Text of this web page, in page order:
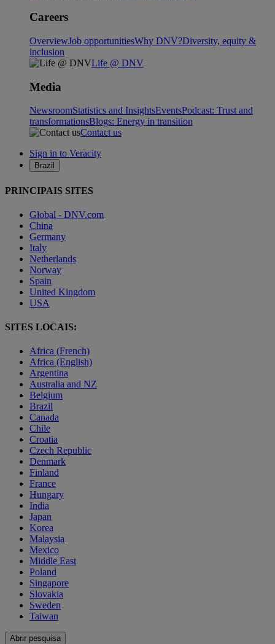
Careers
OverviewJob opportunitiesWhy DNV?Diversity, equity &
inclusion
Life @ DNV
Media
NewsroomStatistics and InsightsEventsPodcast: Trust and
transformationsBlogs: Energy in transition
Contact us
Sign in to Veracity
Brazil
PRINCIPAIS SITES
Global - DNV.com
China
Germany
Italy
Netherlands
Norway
Spain
United Kingdom
USA
SITES LOCAIS:
Africa (French)
Africa (English)
Argentina
Australia and NZ
Belgium
Brazil
Canada
Chile
Croatia
Czech Republic
Denmark
Finland
France
Hungary
India
Japan
Korea
Malaysia
Mexico
Middle East
Poland
Singapore
Slovakia
Sweden
Taiwan
Abrir pesquisa